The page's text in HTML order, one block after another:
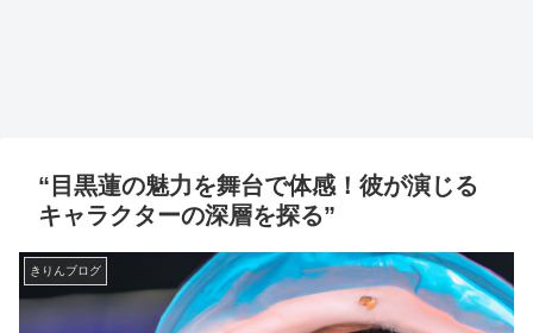
“目黒蓮の魅力を舞台で体感！彼が演じる
キャラクターの深層を探る”
きりんブログ